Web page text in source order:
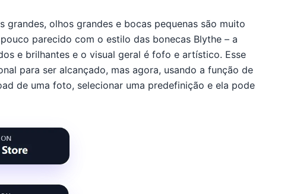
olhos grandes e bocas pequenas são muito
parecido com o estilo das bonecas Blythe – a
e brilhantes e o visual geral é fofo e artístico. Esse
para ser alcançado, mas agora, usando a função de
de uma foto, selecionar uma predefinição e ela pode